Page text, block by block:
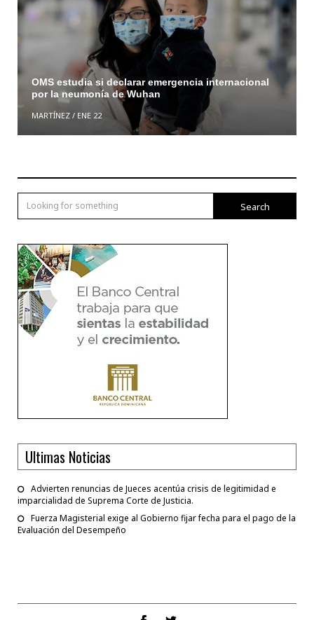
OMS estudia si declarar emergencia internacional
por la neumonía de Wuhan
MARTÍNEZ/ ENE 22
Search
Ultimas Noticias
Advierten renuncias de Jueces acentúa crisis de legitimidad e
imparcialidad de Suprema Corte de Justicia.
Fuerza Magisterial exige al Gobierno fijar fecha para el pago de la
Evaluación del Desempeño